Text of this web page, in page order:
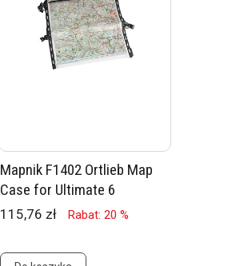
Mapnik F1402 Ortlieb Map
Case for Ultimate 6
115,76 zł Rabat: 20 %